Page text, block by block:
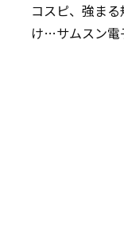
コスピ、強ま
け…サムスン電